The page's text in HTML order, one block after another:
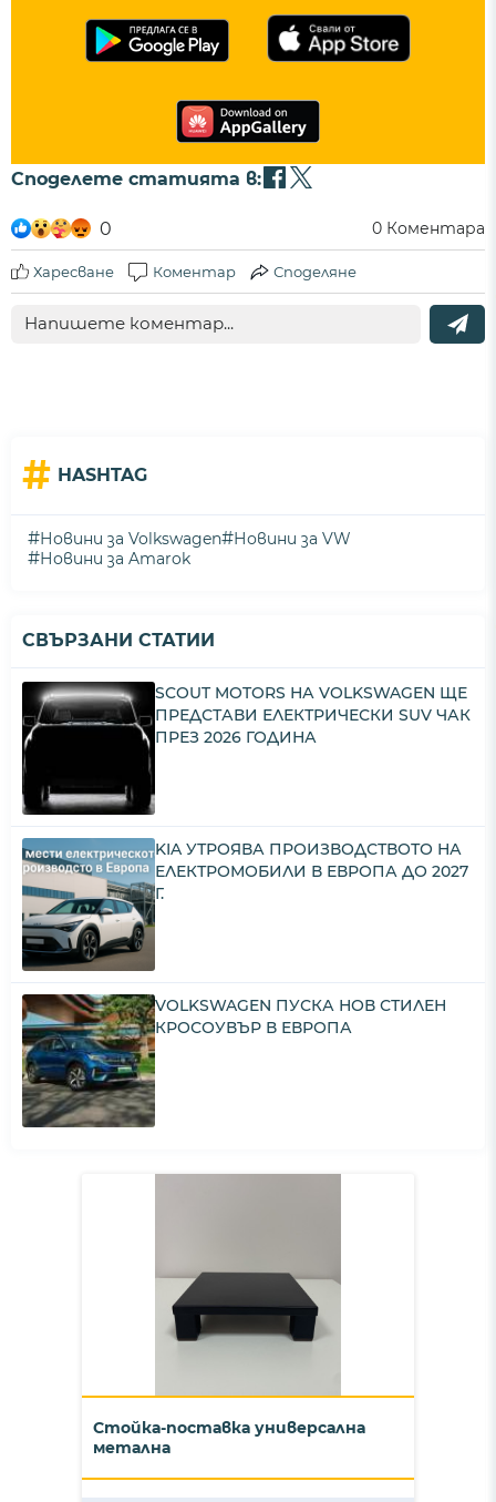
Споделете статията в:
0 0 Коментара
Харесване Коментар Споделяне
# HASHTAG
#Новини за Volkswagen#Новини за VW
#Новини за Amarok
СВЪРЗАНИ СТАТИИ
SCOUT MOTORS НА VOLKSWAGEN ЩЕ
ПРЕДСТАВИ ЕЛЕКТРИЧЕСКИ SUV ЧАК
ПРЕЗ 2026 ГОДИНА
KIA УТРОЯВА ПРОИЗВОДСТВОТО НА
ЕЛЕКТРОМОБИЛИ В ЕВРОПА ДО 2027
Г.
VOLKSWAGEN ПУСКА НОВ СТИЛЕН
КРОСОУВЪР В ЕВРОПА
Стойка-поставка универсална
метална